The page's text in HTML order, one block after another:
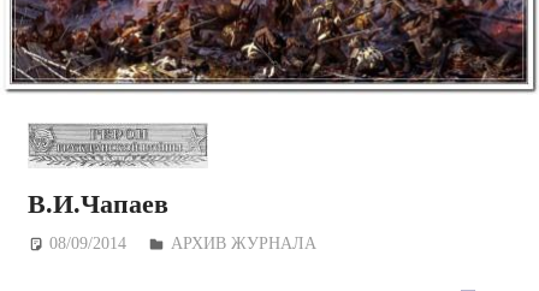
В.И.Чапаев
08/09/2014 Дежурный по Редакции
АРХИВ ЖУРНАЛА